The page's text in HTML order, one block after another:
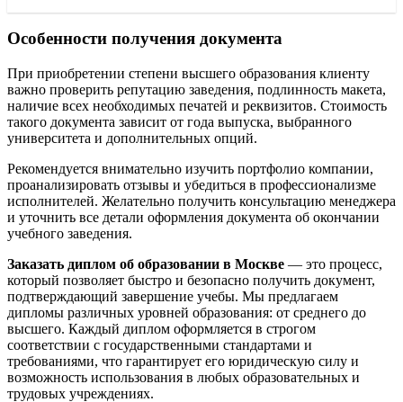
Особенности получения документа
При приобретении степени высшего образования клиенту
важно проверить репутацию заведения, подлинность макета,
наличие всех необходимых печатей и реквизитов. Стоимость
такого документа зависит от года выпуска, выбранного
университета и дополнительных опций.
Рекомендуется внимательно изучить портфолио компании,
проанализировать отзывы и убедиться в профессионализме
исполнителей. Желательно получить консультацию менеджера
и уточнить все детали оформления документа об окончании
учебного заведения.
Заказать диплом об образовании в Москве — это процесс,
который позволяет быстро и безопасно получить документ,
подтверждающий завершение учебы. Мы предлагаем
дипломы различных уровней образования: от среднего до
высшего. Каждый диплом оформляется в строгом
соответствии с государственными стандартами и
требованиями, что гарантирует его юридическую силу и
возможность использования в любых образовательных и
трудовых учреждениях.